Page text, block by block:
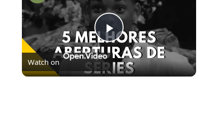
Play
Video
Watch on